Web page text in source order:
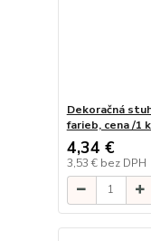
Dekoračná
farieb, cena /1
4,34 €
3,53 € bez DPH